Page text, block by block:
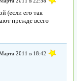
(если его так
прежде всего
2011 в 18:42